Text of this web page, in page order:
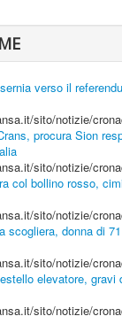
verso il
sito/notizie/
procura Sion
sito/notizie/
col bollino rosso,
sito/notizie/
scogliera, donna di
sito/notizie/
elevatore, gravi
sito/notizie/